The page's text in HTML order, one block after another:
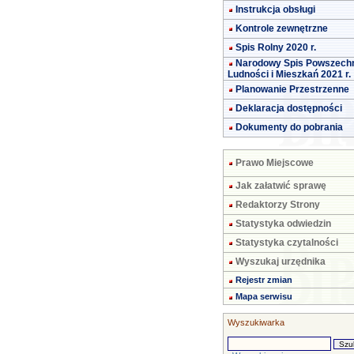
Instrukcja obsługi
Kontrole zewnętrzne
Spis Rolny 2020 r.
Narodowy Spis
Ludności i Mieszkań 2021 r.
Planowanie Przestrzenne
Deklaracja dostępności
Dokumenty do pobrania
Prawo Miejscowe
Jak załatwić sprawę
Redaktorzy Strony
Statystyka odwiedzin
Statystyka czytalności
Wyszukaj urzędnika
Rejestr zmian
Mapa serwisu
Wyszukiwarka